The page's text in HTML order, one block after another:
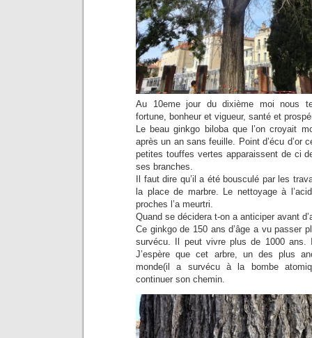
Au 10eme jour du dixième moi nous
fortune, bonheur et vigueur, santé et
Le beau ginkgo biloba que l’on croyait
après un an sans feuille. Point d’écu d’or
petites touffes vertes apparaissent de ci
ses branches.
Il faut dire qu’il a été bousculé par les
la place de marbre. Le nettoyage à
proches l’a meurtri.
Quand se décidera t-on a anticiper avant
Ce ginkgo de 150 ans d’âge a vu passer
survécu. Il peut vivre plus de 1000 ans.
J’espère que cet arbre, un des plus
monde(il a survécu à la bombe
continuer son chemin.